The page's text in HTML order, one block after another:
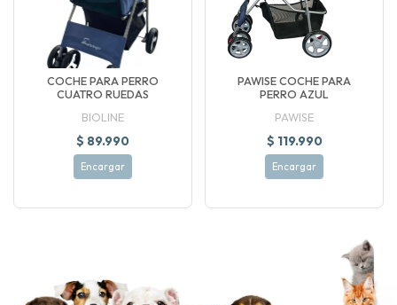
COCHE PARA PERRO
CUATRO RUEDAS
BIOLINE
$ 89.990
Encargar
PAWISE COCHE PARA
PERRO AZUL
PAWISE
$ 119.990
Encargar